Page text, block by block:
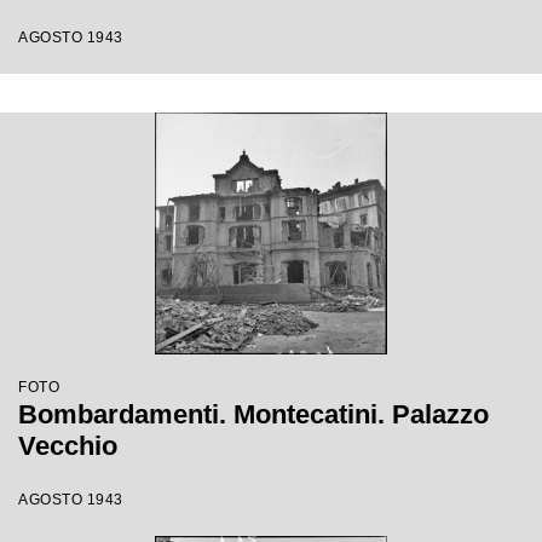
AGOSTO 1943
FOTO
Bombardamenti. Montecatini. Palazzo
Vecchio
AGOSTO 1943